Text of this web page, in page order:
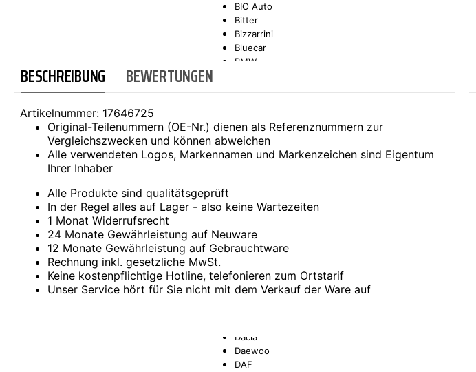
SONAX
BIO Auto
Bitter
Bizzarrini
Bluecar
BMW
Bugatti
Buick
Cadillac
Caterham
Chatenet
Checker
Chrysler
Citroën
Dacia
Daewoo
DAF
BESCHREIBUNG BEWERTUNGEN
Artikelnummer: 17646725
Original-Teilenummern (OE-Nr.) dienen als Referenznummern zur
Vergleichszwecken und können abweichen
Alle verwendeten Logos, Markennamen und Markenzeichen sind Eigentum
Ihrer Inhaber
Alle Produkte sind qualitätsgeprüft
In der Regel alles auf Lager - also keine Wartezeiten
1 Monat Widerrufsrecht
24 Monate Gewährleistung auf Neuware
12 Monate Gewährleistung auf Gebrauchtware
Rechnung inkl. gesetzliche MwSt.
Keine kostenpflichtige Hotline, telefonieren zum Ortstarif
Unser Service hört für Sie nicht mit dem Verkauf der Ware auf